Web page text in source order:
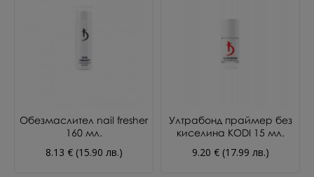
Обезмаслител nail fresher
160 мл.
8.13 € (15.90 лв.)
Ултрабонд праймер без
киселина KODI 15 мл.
9.20 € (17.99 лв.)